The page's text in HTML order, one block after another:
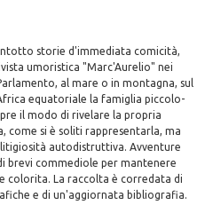
storie d'immediata comicità,
umoristica "Marc'Aurelio" nei
al mare o in montagna, sul
equatoriale la famiglia piccolo-
il modo di rivelare la propria
come si è soliti rappresentarla, ma
autodistruttiva. Avventure
brevi commediole per mantenere
La raccolta è corredata di
e di un'aggiornata bibliografia.